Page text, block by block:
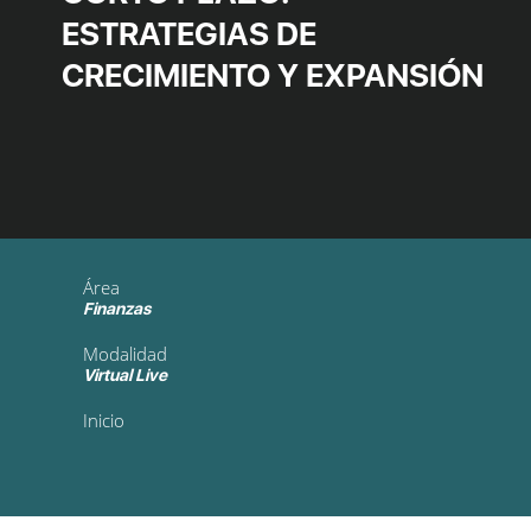
ESTRATEGIAS DE
CRECIMIENTO Y EXPANSIÓN
Área
Finanzas
Modalidad
Virtual Live
Inicio